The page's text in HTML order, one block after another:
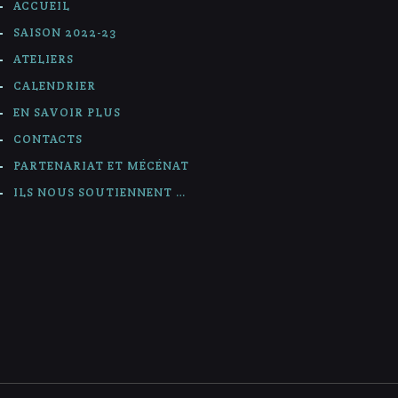
ACCUEIL
SAISON 2022-23
ATELIERS
CALENDRIER
EN SAVOIR PLUS
CONTACTS
PARTENARIAT ET MÉCÉNAT
ILS NOUS SOUTIENNENT …